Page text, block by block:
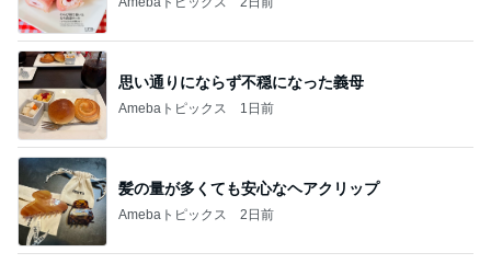
思い通りにならず不穏になった義母
Amebaトピックス 1日前
髪の量が多くても安心なヘアクリップ
Amebaトピックス 2日前